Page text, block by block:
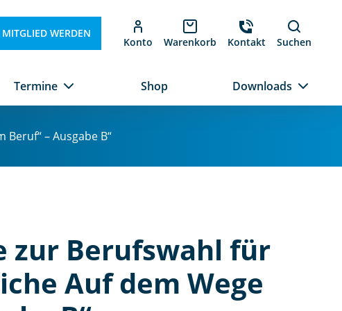
MITGLIED WERDEN
Konto Warenkorb Kontakt Suchen
Termine Shop Downloads
– Ausgabe B“
Berufswahl für
Auf dem Wege